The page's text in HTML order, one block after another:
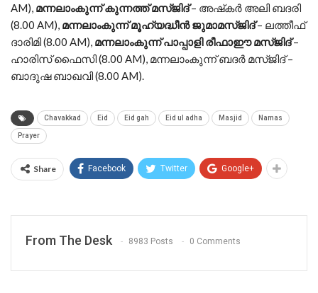
AM), മന്നലാംകുന്ന് കുന്നത്ത് മസ്ജിദ്– അഷ്‌കർ അലി ബദരി
(8.00 AM), മന്നലാംകുന്ന് മൂഹ്യദ്ധീൻ ജുമാമസ്ജിദ്– ലത്തീഫ്
ദാരിമി (8.00 AM), മന്നലാംകുന്ന് പാപ്പാളി രീഫാഈ മസ്ജിദ്–
ഹാരിസ് ഫൈസി (8.00 AM), മന്നലാംകുന്ന് ബദർ മസ്ജിദ് –
ബാദുഷ ബാഖവി (8.00 AM).
Chavakkad Eid Eid gah Eid ul adha Masjid Namas
Prayer
Share Facebook Twitter Google+
From The Desk 8983 Posts 0 Comments